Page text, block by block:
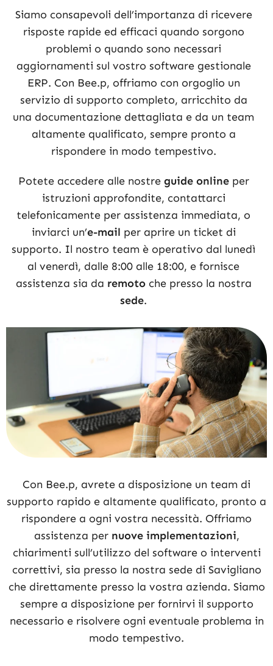
Siamo consapevoli dell’importanza di ricevere
risposte rapide ed efficaci quando sorgono
problemi o quando sono necessari
aggiornamenti sul vostro software gestionale
ERP. Con Bee.p, offriamo con orgoglio un
servizio di supporto completo, arricchito da
una documentazione dettagliata e da un team
altamente qualificato, sempre pronto a
rispondere in modo tempestivo.
Potete accedere alle nostre guide onlineper
istruzioni approfondite, contattarci
telefonicamente per assistenza immediata, o
inviarci un’e-mail per aprire un ticket di
supporto. Il nostro team è operativo dal lunedì
al venerdì, dalle 8:00 alle 18:00, e fornisce
assistenza sia da remotoche presso la nostra
sede.
Con Bee.p, avrete a disposizione un team di
supporto rapido e altamente qualificato, pronto a
rispondere a ogni vostra necessità. Offriamo
assistenza pernuove implementazioni,
chiarimenti sull’utilizzo del software o interventi
correttivi, sia presso la nostra sede di Savigliano
che direttamente presso la vostra azienda. Siamo
sempre a disposizione per fornirvi il supporto
necessario e risolvere ogni eventuale problema in
modo tempestivo.